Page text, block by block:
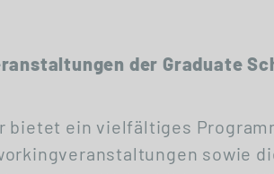
der Graduate
bietet ein vielfältiges
sowie